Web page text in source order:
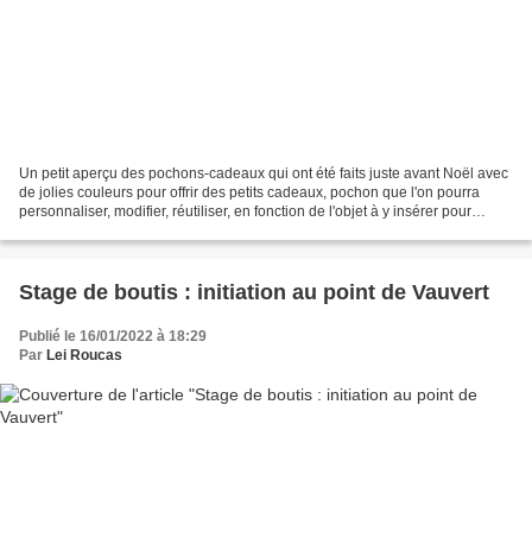
Un petit aperçu des pochons-cadeaux qui ont été faits juste avant Noël avec
de jolies couleurs pour offrir des petits cadeaux, pochon que l'on pourra
personnaliser, modifier, réutiliser, en fonction de l'objet à y insérer pour
Stage de boutis : initiation au point de Vauvert
Publié le 16/01/2022 à 18:29
Par Lei Roucas